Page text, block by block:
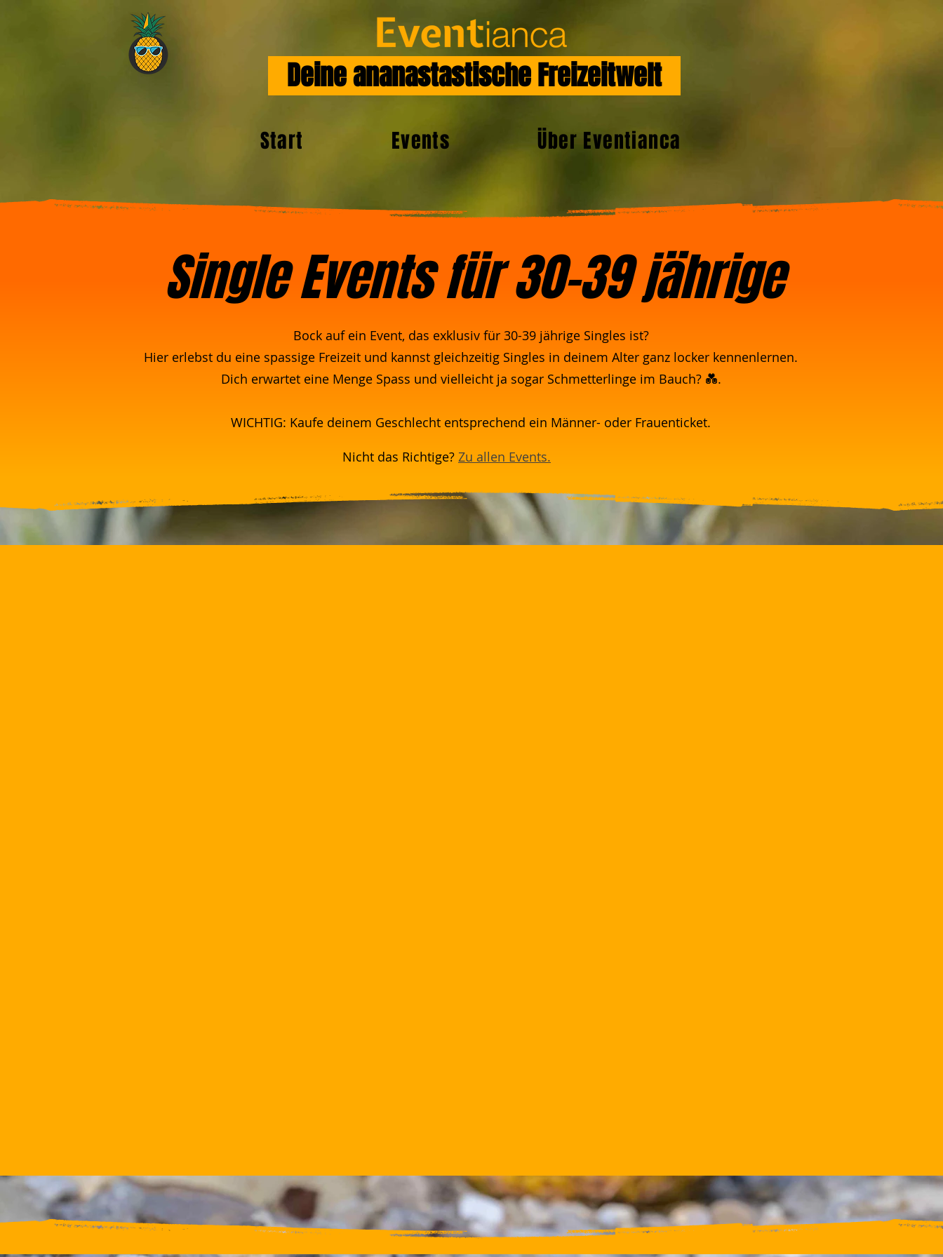
Deine ananastastische Freizeitwelt
Start Events Über Eventianca
Single Events für 30-39 jährige
Bock auf ein Event, das exklusiv für 30-39 jährige Singles ist?
Hier erlebst du eine spassige Freizeit und kannst gleichzeitig Singles in deinem Alter ganz locker kennenlernen.
Dich erwartet eine Menge Spass und vielleicht ja sogar Schmetterlinge im Bauch? 💑.
WICHTIG: Kaufe deinem Geschlecht entsprechend ein Männer- oder Frauenticket.
Nicht das Richtige? Zu allen Events.